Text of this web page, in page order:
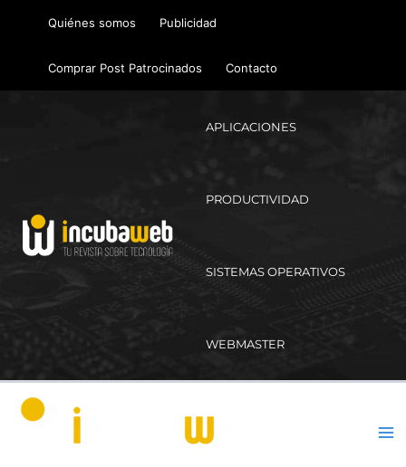
Quiénes somos Publicidad
Comprar Post Patrocinados Contacto
APLICACIONES
PRODUCTIVIDAD
SISTEMAS OPERATIVOS
WEBMASTER